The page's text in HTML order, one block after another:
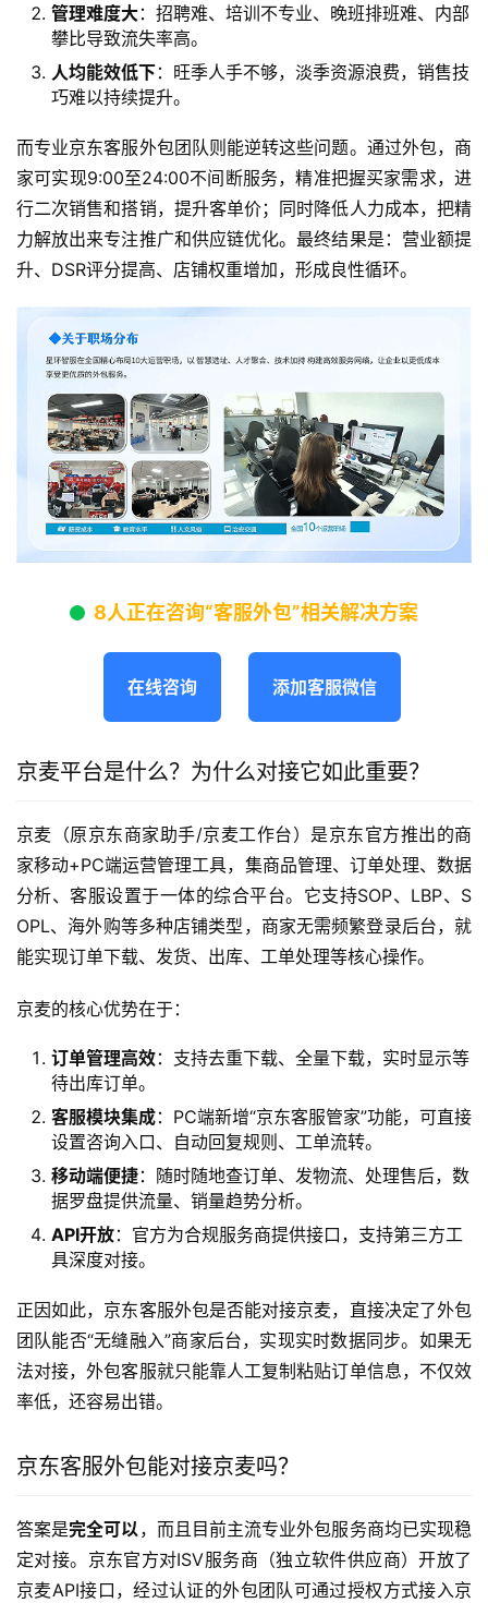
管理难度大：招聘难、培训不专业、晚班排班难、内部
攀比导致流失率高。
人均能效低下：旺季人手不够，淡季资源浪费，销售技
巧难以持续提升。
而专业京东客服外包团队则能逆转这些问题。通过外包，商
家可实现9:00至24:00不间断服务，精准把握买家需求，进
行二次销售和搭销，提升客单价；同时降低人力成本，把精
力解放出来专注推广和供应链优化。最终结果是：营业额提
升、DSR评分提高、店铺权重增加，形成良性循环。
8人正在咨询“客服外包”相关解决方案
在线咨询 添加客服微信
京麦平台是什么？为什么对接它如此重要？
京麦（原京东商家助手/京麦工作台）是京东官方推出的商
家移动+PC端运营管理工具，集商品管理、订单处理、数据
分析、客服设置于一体的综合平台。它支持SOP、LBP、S
OPL、海外购等多种店铺类型，商家无需频繁登录后台，就
能实现订单下载、发货、出库、工单处理等核心操作。
京麦的核心优势在于：
订单管理高效：支持去重下载、全量下载，实时显示等
待出库订单。
客服模块集成：PC端新增“京东客服管家”功能，可直接
设置咨询入口、自动回复规则、工单流转。
移动端便捷：随时随地查订单、发物流、处理售后，数
据罗盘提供流量、销量趋势分析。
API开放：官方为合规服务商提供接口，支持第三方工
具深度对接。
正因如此，京东客服外包是否能对接京麦，直接决定了外包
团队能否“无缝融入”商家后台，实现实时数据同步。如果无
法对接，外包客服就只能靠人工复制粘贴订单信息，不仅效
率低，还容易出错。
京东客服外包能对接京麦吗？
答案是完全可以，而且目前主流专业外包服务商均已实现稳
定对接。京东官方对ISV服务商（独立软件供应商）开放了
京麦API接口，经过认证的外包团队可通过授权方式接入京